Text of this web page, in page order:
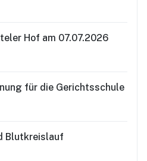
Hof am 07.07.2026
für die Gerichtsschule
Blutkreislauf